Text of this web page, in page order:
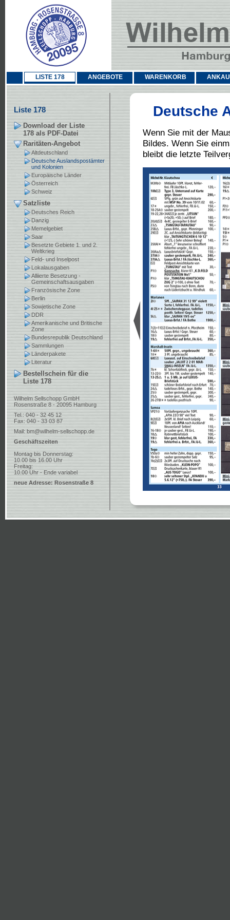
LISTE 178 ANGEBOTE WARENKORB
Liste 178
Download der Liste
178 als PDF-Datei
Raritäten-Angebot
Altdeutschland
Deutsche Auslandspostämter
und Kolonien
Europäische Länder
Österreich
Schweiz
Satzliste
Deutsches Reich
Danzig
Memelgebiet
Saar
Besetzte Gebiete 1. und 2.
Weltkrieg
Feld- und Inselpost
Lokalausgaben
Alliierte Besetzung -
Gemeinschaftsausgaben
Französische Zone
Berlin
Sowjetische Zone
DDR
Amerikanische und Britische
Zone
Bundesrepublik Deutschland
Sammlungen
Länderpakete
Literatur
Bestellschein für die
Liste 178
Wilhelm Sellschopp GmbH
Rosenstraße 8 - 20095 Hamburg
Tel.: 040 - 32 45 12
Fax: 040 - 33 03 87
Mail: bm@wilhelm-sellschopp.de
Geschäftszeiten
Montag bis Donnerstag:
10.00 bis 16.00 Uhr
Freitag:
10.00 Uhr - Ende variabel
neue Adresse: Rosenstraße 8
Deutsche
Wenn Sie mit der
Bildes. Wenn Sie
bleibt die letzte